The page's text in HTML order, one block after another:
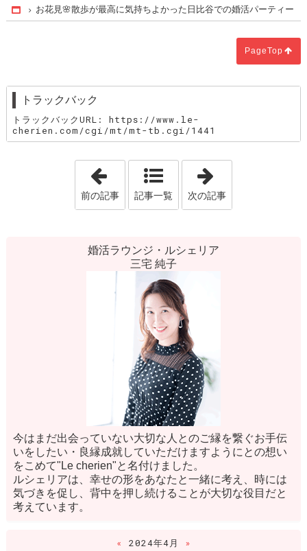
Home
お花見🌸散歩が最高に気持ちよかった日比谷での婚活パーティー
PageTop
トラックバック
トラックバックURL: https://www.le-
cherien.com/cgi/mt/mt-tb.cgi/1441
「婚活パーティー💛吉祥寺ラブストー
前の記事 記事一覧 次の記事
婚活ラウンジ・ルシェリア
三宅 純子
今はまだ出会っていない大切な人とのご縁を繋ぐお手伝
いをしたい・良縁成就していただけますようにとの想い
をこめて"Le cherien"と名付けました。
ルシェリアは、幸せの形をあなたと一緒に考え、時には
気づきを促し、背中を押し続けることが大切な役目だと
考えています。
« 2024年4月
»